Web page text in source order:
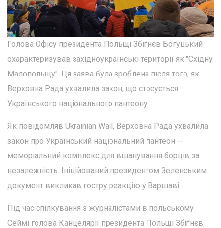
Голова Офісу президента Польщі Збіґнєв Богуцький
охарактеризував західноукраїнські території як "Східну
Малопольщу". Ця заява була зроблена після того, як
Верховна Рада ухвалила закон, що стосується
Українського національного пантеону.
Як повідомляв Ukrainian Wall, Верховна Рада ухвалила
закон про Український національний пантеон --
меморіальний комплекс для вшанування борців за
незалежність. Ініційований президентом Зеленським
документ викликав гостру реакцію у Варшаві.
Під час спілкування з журналістами в польському
Сеймі голова Канцелярії президента Польщі Збіґнєв